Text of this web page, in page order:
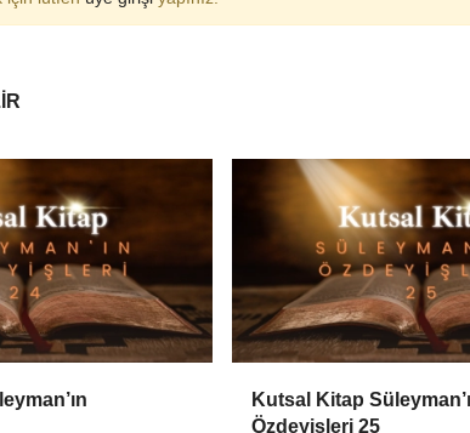
Kutsal Kitap
Özdeyişleri 25